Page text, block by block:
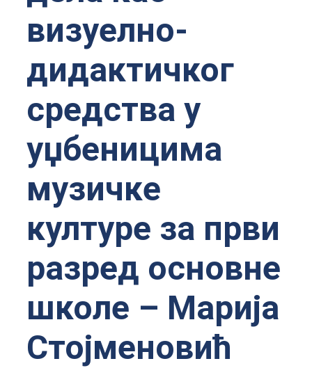
визуелно-
дидактичког
средства у
уџбеницима
музичке
културе за први
разред основне
школе – Марија
Стојменовић